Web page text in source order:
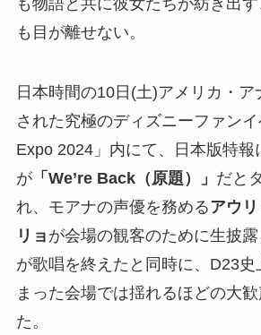
も目が離せない。
日本時間の10日(土)アメリカ・
された究極のディズニーファン
Expo 2024」内にて、日本版特報
が「We’re Back（原題）」 だと
れ、モアナの声優を務めるアウ
リョ が会場の観客のために生披
が歌唱を終えたと同時に、D23
まった会場では揺れるほどの大
た。